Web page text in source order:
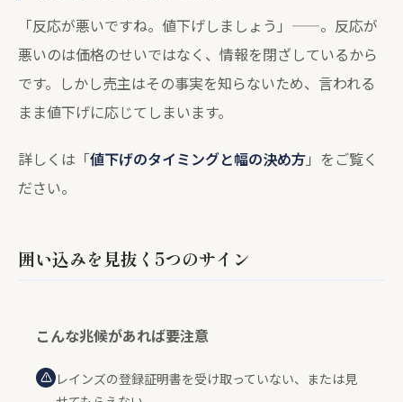
「反応が悪いですね。値下げしましょう」——。反応が
悪いのは価格のせいではなく、情報を閉ざしているから
です。しかし売主はその事実を知らないため、言われる
まま値下げに応じてしまいます。
詳しくは「値下げのタイミングと幅の決め方」をご覧く
ださい。
囲い込みを見抜く5つのサイン
こんな兆候があれば要注意
レインズの登録証明書を受け取っていない、または見